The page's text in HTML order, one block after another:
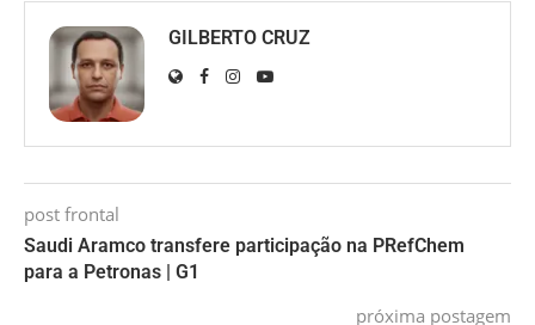
GILBERTO CRUZ
post frontal
Saudi Aramco transfere participação na PRefChem
para a Petronas | G1
próxima postagem